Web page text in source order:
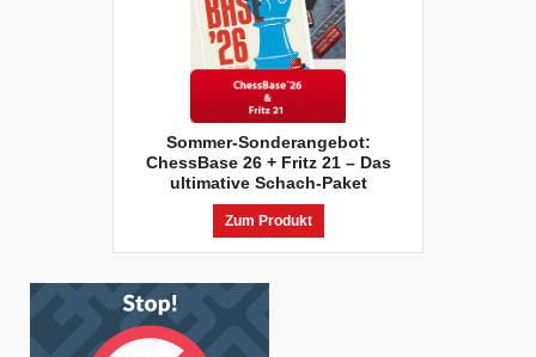
Sommer-Sonderangebot:
ChessBase 26 + Fritz 21 – Das
ultimative Schach-Paket
Zum Produkt